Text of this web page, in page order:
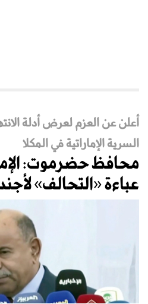
أعلن عن العزم لعرض أدلة
السرية الإماراتية في المكلا
محافظ حضرموت:
عباءة «التحالف»